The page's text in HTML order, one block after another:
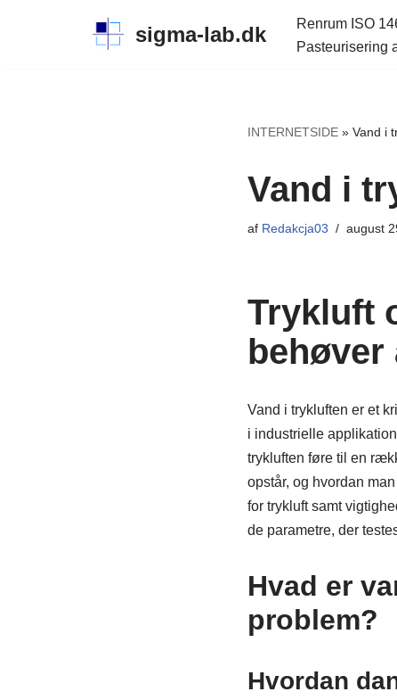
sigma-lab.dk Renrum ISO
Pasteurisering
INTERNETSIDE» Vand i
Vand i
af Redakcja03 august
Trykluft
behøver
Vand i trykluften er et
i industrielle
trykluften føre til en
opstår, og hvordan
for trykluft samt
de parametre, der
Hvad er
problem?
Hvordan